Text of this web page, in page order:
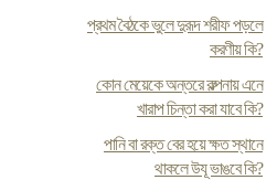
প্রথম বৈঠকে ভুলে দুরূদ শরীফ পড়লে
করণীয় কি?
কোন মেয়েকে অন্তরে কল্পনায় এনে
খারাপ চিন্তা করা যাবে কি?
পানি বা রক্ত বের হয়ে ক্ষত স্থানে
থাকলে উযূ ভাঙবে কি?